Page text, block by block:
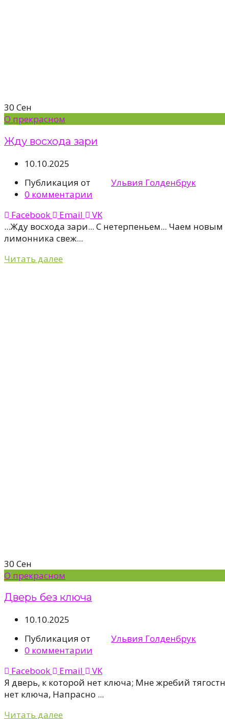
30 Сен
О прекрасном
Жду восхода зари
10.10.2025
Публикация от
Ульвия Голденбрук
0 комментарии
Facebook
Email
VK
...Жду восхода зари... С нетерпеньем... Чаем
лимонника свеж...
Читать далее
30 Сен
О прекрасном
Дверь без ключа
10.10.2025
Публикация от
Ульвия Голденбрук
0 комментарии
Facebook
Email
VK
Я дверь, к которой нет ключа; Мне жребий
нет ключа, Напрасно ...
Читать далее